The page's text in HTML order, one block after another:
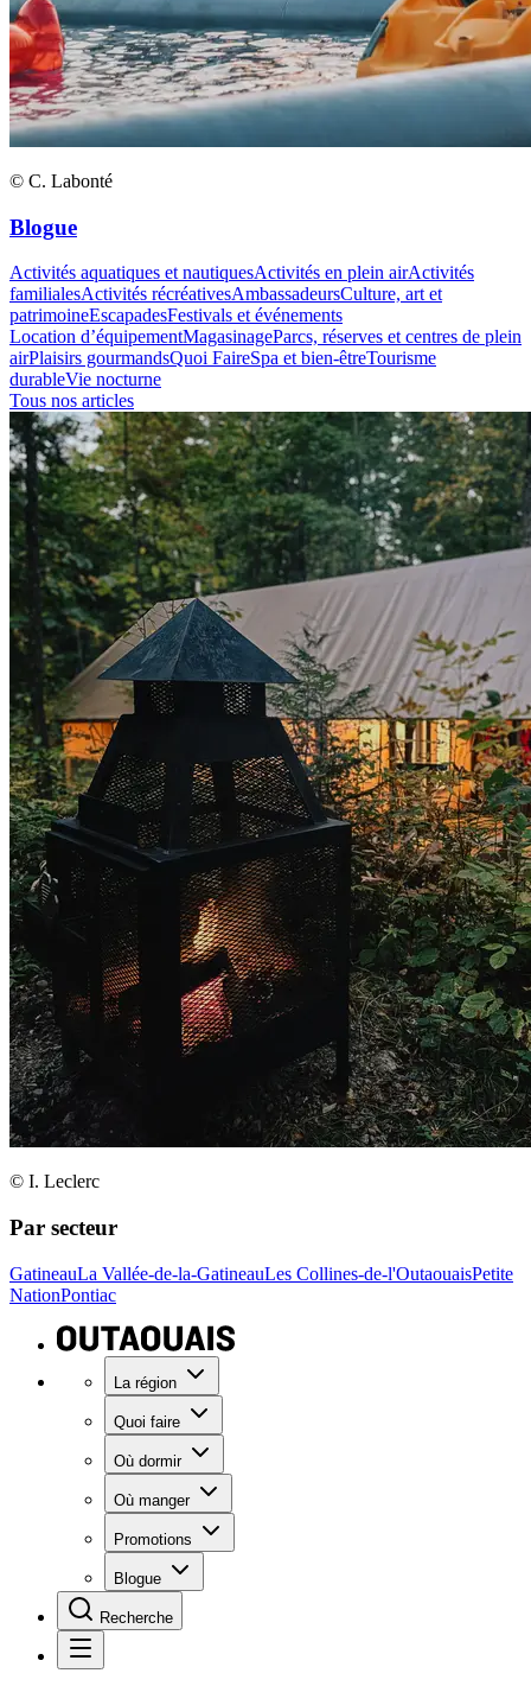
© C. Labonté
Blogue
Activités aquatiques et nautiquesActivités en plein airActivités
familialesActivités récréativesAmbassadeursCulture, art et
patrimoineEscapadesFestivals et événements
Location d’équipementMagasinageParcs, réserves et centres de plein
airPlaisirs gourmandsQuoi FaireSpa et bien-êtreTourisme
durableVie nocturne
Tous nos articles
© I. Leclerc
Par secteur
GatineauLa Vallée-de-la-GatineauLes Collines-de-l'OutaouaisPetite
NationPontiac
La région
Quoi faire
Où dormir
Où manger
Promotions
Blogue
Recherche